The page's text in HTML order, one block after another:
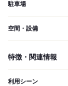
駐車場
空間・設備
特徴・関連情報
利用シーン